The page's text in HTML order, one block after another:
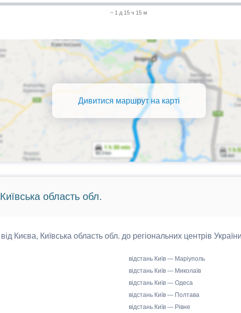
~ 1 д 15 ч 15 м
Дивитися маршрут на карті
область обл.
Києва, Київська область обл. до регіональних центрів
відстань Київ — Маріуполь
відстань Київ — Миколаїв
відстань Київ — Одеса
відстань Київ — Полтава
відстань Київ — Рівне